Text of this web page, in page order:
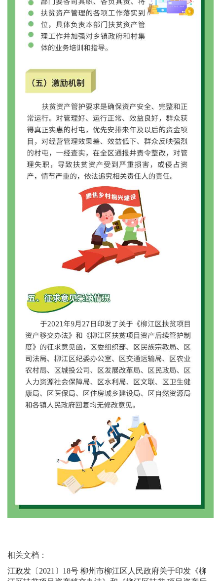
相关文档：
江政发〔2021〕18号 柳州市柳江区人民政府关于印发《柳